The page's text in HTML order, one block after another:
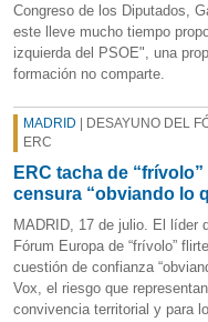
Congreso de los Diputados,
este lleve mucho tiempo
izquierda del PSOE", una
formación no comparte.
MADRID | DESAYUNO DEL
ERC
ERC tacha de
censura “obviando lo
MADRID, 17 de julio. El líder
Fórum Europa de “frívolo”
cuestión de confianza
Vox, el riesgo que
convivencia territorial y para